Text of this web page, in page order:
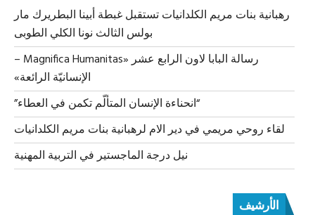
رهبانية بنات مريم الكلدانيات تستقبل غبطة أبينا البطريرك مار
بولس الثالث نونا الكلي الطوبى
رسالة البابا لاون الرابع عشر «Magnifica Humanitas –
الإنسانيّة الرائعة»
“انحناءة الإنسان المتألّم تكمن في العطاء”
لقاء روحي مريمي في دير الام لرهبانية بنات مريم الكلدانيات
نيل درجة الماجستير في التربية المهنية
الأرشيف